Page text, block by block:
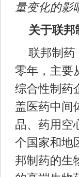
量变化的影
关于联邦
联邦制药
零年，主要
综合性制药
盖医药中间
品、药用空
个国家和地
邦制药的生